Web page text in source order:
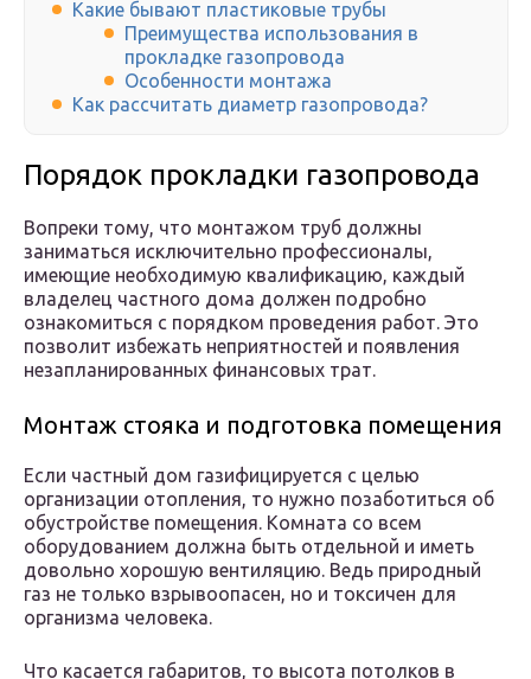
Какие бывают пластиковые трубы
Преимущества использования в
прокладке газопровода
Особенности монтажа
Как рассчитать диаметр газопровода?
Порядок прокладки газопровода
Вопреки тому, что монтажом труб должны
заниматься исключительно профессионалы,
имеющие необходимую квалификацию, каждый
владелец частного дома должен подробно
ознакомиться с порядком проведения работ. Это
позволит избежать неприятностей и появления
незапланированных финансовых трат.
Монтаж стояка и подготовка помещения
Если частный дом газифицируется с целью
организации отопления, то нужно позаботиться об
обустройстве помещения. Комната со всем
оборудованием должна быть отдельной и иметь
довольно хорошую вентиляцию. Ведь природный
газ не только взрывоопасен, но и токсичен для
организма человека.
Что касается габаритов, то высота потолков в